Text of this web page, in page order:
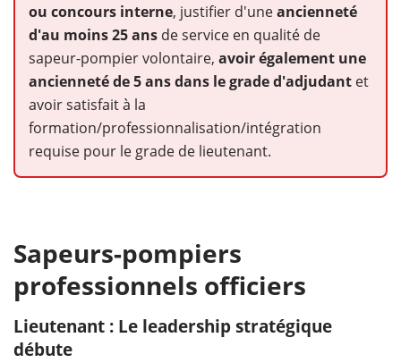
ou concours interne, justifier d'uneancienneté
d'au moins 25 ans de service en qualité de
sapeur-pompier volontaire, avoir également une
ancienneté de 5 ans dans le grade d'adjudant et
avoir satisfait à la
formation/professionnalisation/intégration
requise pour le grade de lieutenant.
Sapeurs-pompiers
professionnels officiers
Lieutenant : Le leadership stratégique
débute